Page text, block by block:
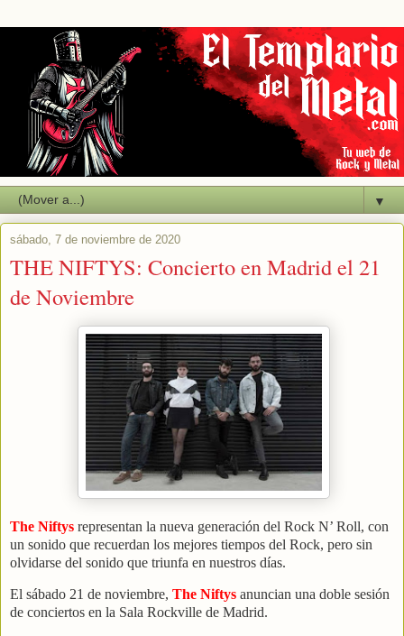
▼
sábado, 7 de noviembre de 2020
THE NIFTYS: Concierto en Madrid el 21
de Noviembre
The Niftys representan la nueva generación del Rock N’ Roll, con
un sonido que recuerdan los mejores tiempos del Rock, pero sin
olvidarse del sonido que triunfa en nuestros días.
El sábado 21 de noviembre, The Niftys anuncian una doble sesión
de conciertos en la Sala Rockville de Madrid.